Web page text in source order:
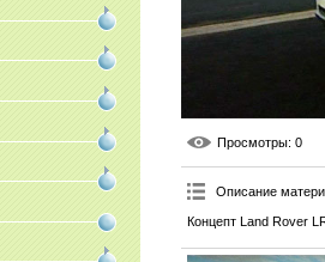
Просмотры: 0
Описание
Концепт Land Rover